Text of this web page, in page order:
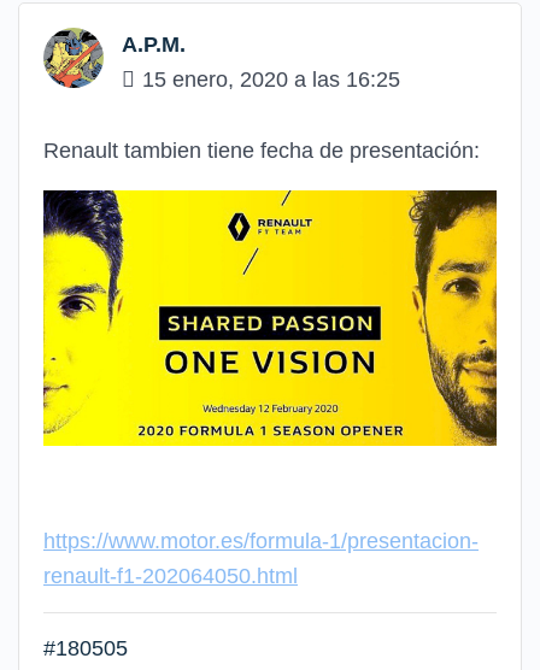
A.P.M.
15 enero, 2020 a las 16:25
Renault tambien tiene fecha de presentación:
https://www.motor.es/formula-1/presentacion-
renault-f1-202064050.html
#180505